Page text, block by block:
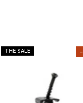
-
THE SALE